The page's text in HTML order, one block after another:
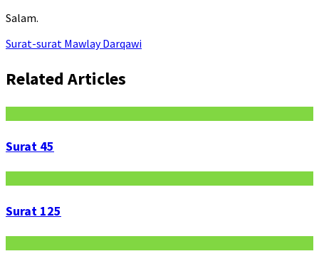
Salam.
Surat-surat Mawlay Darqawi
Related Articles
Surat 45
Surat 125